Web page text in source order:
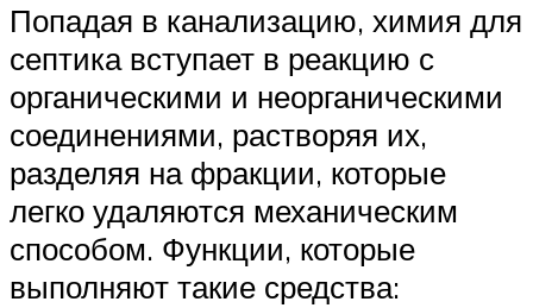
Попадая в канализацию, химия для
септика вступает в реакцию с
органическими и неорганическими
соединениями, растворяя их,
разделяя на фракции, которые
легко удаляются механическим
способом. Функции, которые
выполняют такие средства: